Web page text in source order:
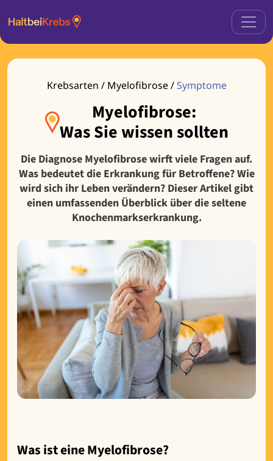
Krebsarten / Myelofibrose / Symptome
Myelofibrose:
Was Sie wissen sollten
Die Diagnose Myelofibrose wirft viele Fragen auf.
Was bedeutet die Erkrankung für Betroffene? Wie
wird sich ihr Leben verändern? Dieser Artikel gibt
einen umfassenden Überblick über die seltene
Knochenmarkserkrankung.
Was ist eine Myelofibrose?